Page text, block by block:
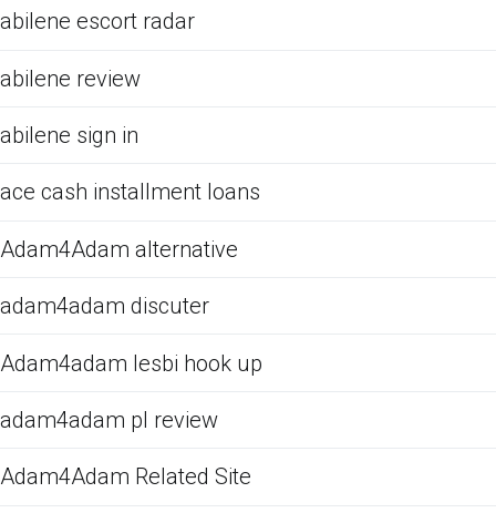
abilene escort radar
abilene review
abilene sign in
ace cash installment loans
Adam4Adam alternative
adam4adam discuter
Adam4adam lesbi hook up
adam4adam pl review
Adam4Adam Related Site